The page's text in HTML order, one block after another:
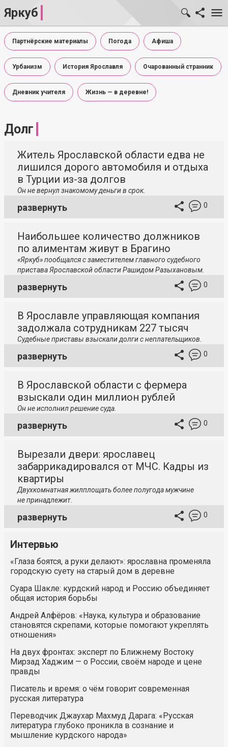
Яркуб
Партнёрские материалы Погода Афиша
Урбанизм История Ярославля Очарованный странник
Дневник учителя Жизнь — в деревне!
Долг
Житель Ярославской области едва не
лишился дорого автомобиля и отдыха
в Турции из-за долгов
Он не вернул знакомому деньги в срок.
развернуть 0
Наибольшее количество должников
по алиментам живут в Брагино
«Яркуб» пообщался с заместителем главного судебного
пристава Ярославской области Рашидом Разыхановым.
развернуть 0
В Ярославле управляющая компания
задолжала сотрудникам 227 тысяч
Судебные приставы взыскали долги с неплательщиков.
развернуть 0
В Ярославской области с фермера
взыскали один миллион рублей
Он не исполнил решение суда.
развернуть 0
Вырезали двери: ярославец
забаррикадировался от МЧС. Кадры из
квартиры
Двухкомнатная жилплощать более полугода мужчине
не принадлежит.
развернуть 0
Интервью
«Глаза боятся, а руки делают»: ярославна променяла
городскую суету на старый дом в деревне
Суара Шакле: курдский народ и Россию объединяет
общая история борьбы
Андрей Алфёров: «Наука, культура и образование
становятся скрепами, которые помогают укреплять
отношения»
На двух фронтах: эксперт по Ближнему Востоку
Мирзад Хаджим — о России, своём народе и цене
правды
Писатель и время: о чём говорит современная
русская литература
Переводчик Джаухар Махмуд Дарага: «Русская
литература глубоко проникла в сознание и
мышление курдского народа»